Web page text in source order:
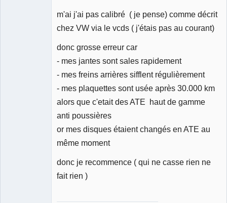
m'ai j'ai pas calibré ( je pense) comme décrit
chez VW via le vcds ( j'étais pas au courant)
donc grosse erreur car
- mes jantes sont sales rapidement
- mes freins arrières sifflent régulièrement
- mes plaquettes sont usée après 30.000 km
alors que c'etait des ATE haut de gamme
anti poussières
or mes disques étaient changés en ATE au
même moment
donc je recommence ( qui ne casse rien ne
fait rien )